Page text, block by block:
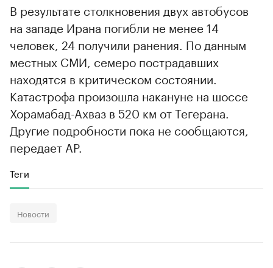
В результате столкновения двух автобусов
на западе Ирана погибли не менее 14
человек, 24 получили ранения. По данным
местных СМИ, семеро пострадавших
находятся в критическом состоянии.
Катастрофа произошла накануне на шоссе
Хорамабад-Ахваз в 520 км от Тегерана.
Другие подробности пока не сообщаются,
передает АР.
Теги
Новости